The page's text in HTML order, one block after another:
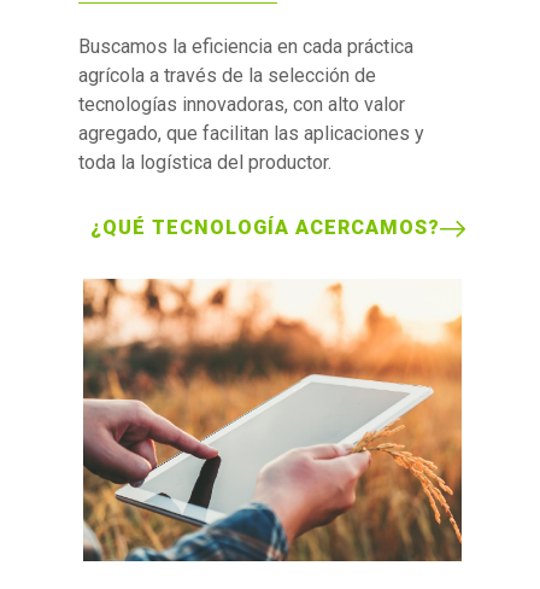
Buscamos la eficiencia en cada práctica
agrícola a través de la selección de
tecnologías innovadoras, con alto valor
agregado, que facilitan las aplicaciones y
toda la logística del productor.
¿QUÉ TECNOLOGÍA ACERCAMOS?
Image